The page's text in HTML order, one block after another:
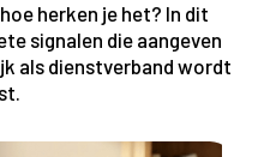
herken je het? In dit
signalen die aangeven
als dienstverband wordt